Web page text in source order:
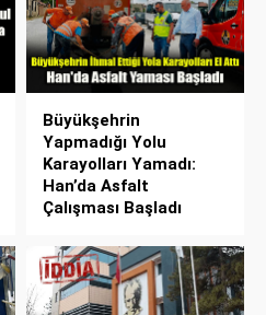
Büyükşehrin
Yapmadığı Yolu
Karayolları Yamadı:
Han’da Asfalt
Çalışması Başladı